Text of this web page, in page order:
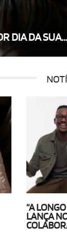
DIA DA SUA...
“A
LANÇA